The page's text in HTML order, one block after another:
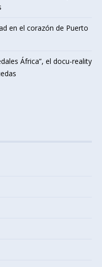
en el corazón de Puerto
África”, el docu-reality